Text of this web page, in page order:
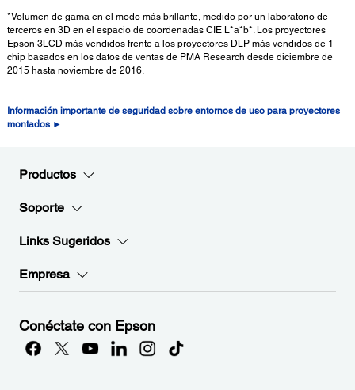
*Volumen de gama en el modo más brillante, medido por un laboratorio de
terceros en 3D en el espacio de coordenadas CIE L*a*b*. Los proyectores
Epson 3LCD más vendidos frente a los proyectores DLP más vendidos de 1
chip basados en los datos de ventas de PMA Research desde diciembre de
2015 hasta noviembre de 2016.
Información importante de seguridad sobre entornos de uso para proyectores
montados ►
Productos
Soporte
Links Sugeridos
Empresa
Conéctate con Epson